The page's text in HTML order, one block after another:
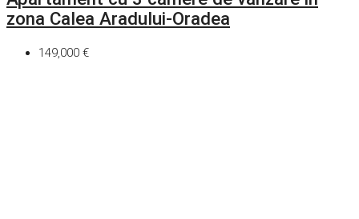
zona Calea Aradului-Oradea
149,000 €